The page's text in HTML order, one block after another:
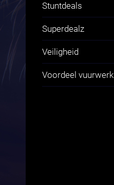
Stuntdeals
Superdealz
Veiligheid
Voordeel vuurwerk